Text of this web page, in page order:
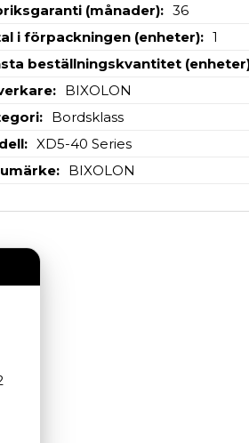
(månader)
36
i förpackningen (enheter)
1
beställningskvantitet
BIXOLON
Bordsklass
XD5-40 Series
BIXOLON